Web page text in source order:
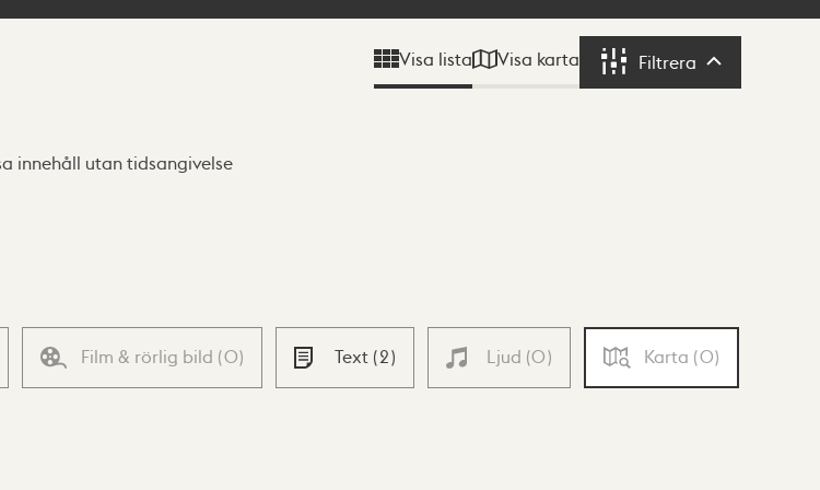
Visa lista Visa karta Filtrera Filtrera
innehåll utan tidsangivelse
Film & rörlig bild (0) Text (2) Ljud (0) Karta (0)